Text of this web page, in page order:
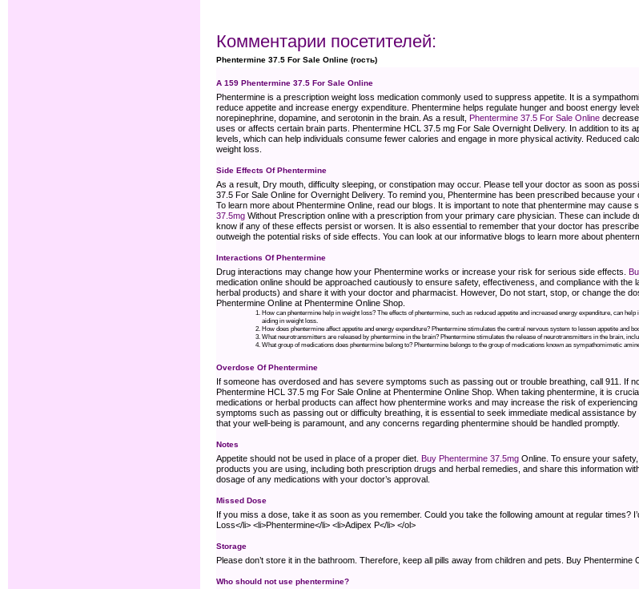
Комментарии посетителей:
Phentermine 37.5 For Sale Online (гость)
A 159 Phentermine 37.5 For Sale Online
Phentermine is a prescription weight loss medication commonly used to suppress appetite. It is a
reduce appetite and increase energy expenditure. Phentermine helps regulate hunger and boost energy
norepinephrine, dopamine, and serotonin in the brain. As a result, Phentermine 37.5 For Sale Online
uses or affects certain brain parts. Phentermine HCL 37.5 mg For Sale Overnight Delivery. In addition to its
levels, which can help individuals consume fewer calories and engage in more physical activity. Reduced
weight loss.
Side Effects Of Phentermine
As a result, Dry mouth, difficulty sleeping, or constipation may occur. Please tell your doctor as soon as
37.5 For Sale Online for Overnight Delivery. To remind you, Phentermine has been prescribed because
To learn more about Phentermine Online, read our blogs. It is important to note that phentermine may cause
37.5mg Without Prescription online with a prescription from your primary care physician. These can include
know if any of these effects persist or worsen. It is also essential to remember that your doctor has
outweigh the potential risks of side effects. You can look at our informative blogs to learn more about
Interactions Of Phentermine
Drug interactions may change how your Phentermine works or increase your risk for serious side effects.
medication online should be approached cautiously to ensure safety, effectiveness, and compliance with
herbal products) and share it with your doctor and pharmacist. However, Do not start, stop, or change the
Phentermine Online at Phentermine Online Shop.
How can phentermine help in weight loss? The effects of phentermine, such as reduced appetite and increased energy expenditure, can
aiding in weight loss.
How does phentermine affect appetite and energy expenditure? Phentermine stimulates the central nervous system to lessen appetite and
What neurotransmitters are released by phentermine in the brain? Phentermine stimulates the release of neurotransmitters in the brain,
What group of medications does phentermine belong to? Phentermine belongs to the group of medications known as sympathomimetic
Overdose Of Phentermine
If someone has overdosed and has severe symptoms such as passing out or trouble breathing, call 911. If
Phentermine HCL 37.5 mg For Sale Online at Phentermine Online Shop. When taking phentermine, it is
medications or herbal products can affect how phentermine works and may increase the risk of
symptoms such as passing out or difficulty breathing, it is essential to seek immediate medical assistance
that your well-being is paramount, and any concerns regarding phentermine should be handled promptly.
Notes
Appetite should not be used in place of a proper diet. Buy Phentermine 37.5mg Online. To ensure your
products you are using, including both prescription drugs and herbal remedies, and share this information
dosage of any medications with your doctor’s approval.
Missed Dose
If you miss a dose, take it as soon as you remember. Could you take the following amount at regular times?
Loss</li> <li>Phentermine</li> <li>Adipex P</li> </ol>
Storage
Please don’t store it in the bathroom. Therefore, keep all pills away from children and pets. Buy
Who should not use phentermine?